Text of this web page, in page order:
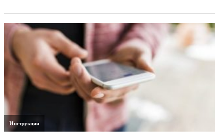
Инструкции